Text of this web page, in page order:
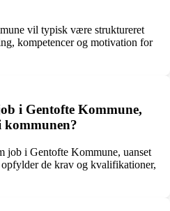
vil typisk være struktureret
kompetencer og motivation for
i Gentofte Kommune,
kommunen?
job i Gentofte Kommune, uanset
de krav og kvalifikationer,